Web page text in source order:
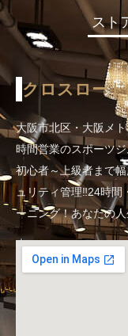
スト
クロスロー
大阪市北区・大阪メ
時間営業のスポーツ
初心者～上級者まで
ュリティ管理‼24時間
ーニング！あなたの